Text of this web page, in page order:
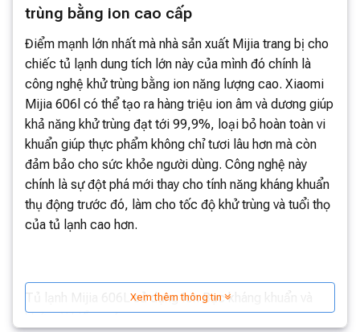
trùng bằng ion cao cấp
Điểm mạnh lớn nhất mà nhà sản xuất Mijia trang bị cho
chiếc tủ lạnh dung tích lớn này của mình đó chính là
công nghệ khử trùng bằng ion năng lượng cao. Xiaomi
Mijia 606l có thể tạo ra hàng triệu ion âm và dương giúp
khả năng khử trùng đạt tới 99,9%, loại bỏ hoàn toàn vi
khuẩn giúp thực phẩm không chỉ tươi lâu hơn mà còn
đảm bảo cho sức khỏe người dùng. Công nghệ này
chính là sự đột phá mới thay cho tính năng kháng khuẩn
thụ động trước đó, làm cho tốc độ khử trùng và tuổi thọ
của tủ lạnh cao hơn.
Tủ lạnh Mijia 606L sử dụng Ion Bạc kháng khuẩn và
Xem thêm thông tin